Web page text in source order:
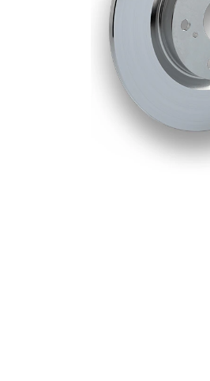
Numar
gauri
5
Diametru
de centrare
63,7 mm
Asezare
gauri Ø
108 mm
strat
protector)